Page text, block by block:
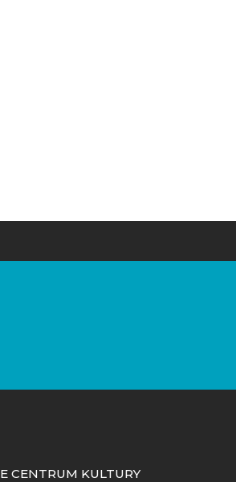
CENTRUM KULTURY